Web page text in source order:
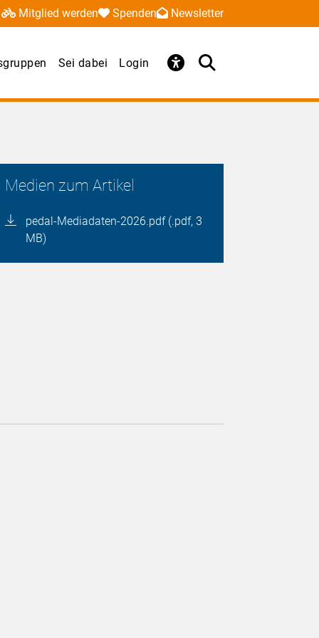
Mitglied werden Spenden Newsletter
Sei dabei Login
Medien zum Artikel
pedal-Mediadaten-2026.pdf (.pdf, 3
MB)